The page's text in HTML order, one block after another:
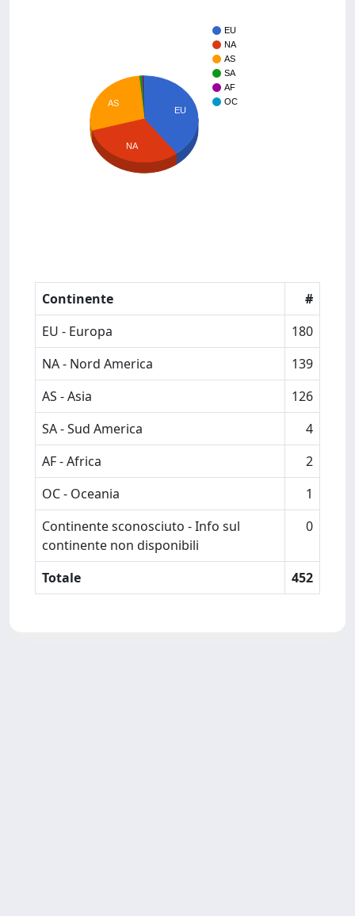
EU
NA
AS
SA
AF
OC
EU
AS
NA
Continente
#
EU - Europa
180
NA - Nord America
139
AS - Asia
126
SA - Sud America
4
AF - Africa
2
OC - Oceania
1
Continente sconosciuto - Info sul
continente non disponibili
0
Totale 452